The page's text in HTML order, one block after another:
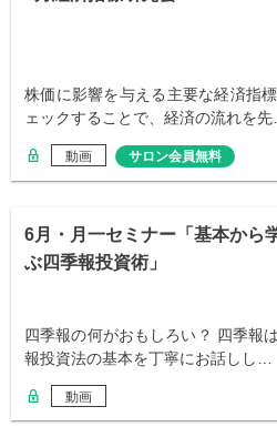
株価に影響を与える主要な経済指
ェックすることで、経済の流れを先
動画 サロン会員無料
6月・月一セミナー「基本から
ぶ四季報投資術」
四季報の何がおもしろい？ 四季報
報投資法の基本を丁寧にお話しし…
動画